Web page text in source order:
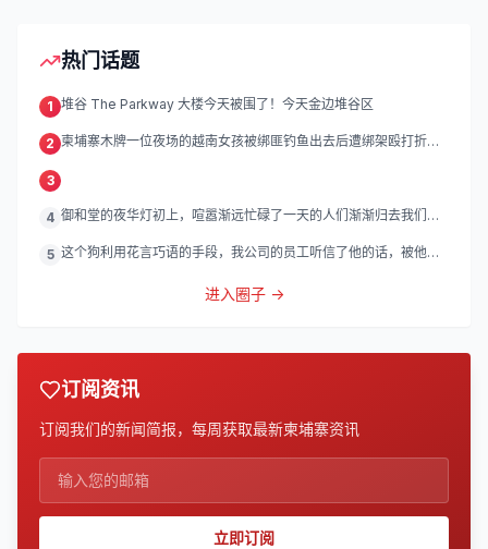
热门话题
1 堆谷 The Parkway 大楼今天被围了！今天金边堆谷区
2 柬埔寨木牌一位夜场的越南女孩被绑匪钓鱼出去后遭绑架殴打折
3
4 御和堂的夜华灯初上，喧嚣渐远忙碌了一天的人们渐渐归去我们的
5 这个狗利用花言巧语的手段，我公司的员工听信了他的话，被他带
进入圈子 →
订阅资讯
订阅我们的新闻简报，每周获取最新柬埔寨资讯
立即订阅